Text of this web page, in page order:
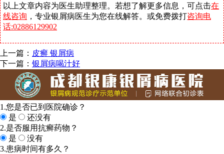
以上文章内容为医生助理整理。若想了解更多信息，可点击在
线咨询 ，专业银屑病医生为您在线解答。或免费拨打咨询电
话:02886129902
上一篇： 皮癣 银屑病
下一篇： 银屑病喝汁好
1.您是否已到医院确诊？
是
还没有
2.是否服用抗癣药物？
是
没有
3.患病时间有多久？